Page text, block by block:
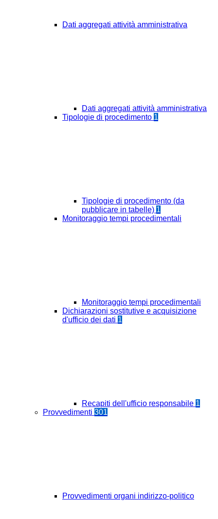
Dati aggregati attività amministrativa
Dati aggregati attività amministrativa
Tipologie di procedimento 1
Tipologie di procedimento (da
pubblicare in tabelle) 1
Monitoraggio tempi procedimentali
Monitoraggio tempi procedimentali
Dichiarazioni sostitutive e acquisizione
d'ufficio dei dati 1
Recapiti dell'ufficio responsabile 1
Provvedimenti 301
Provvedimenti organi indirizzo-politico